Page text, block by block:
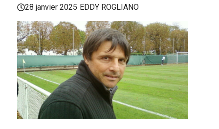
28 janvier 2025 EDDY ROGLIANO